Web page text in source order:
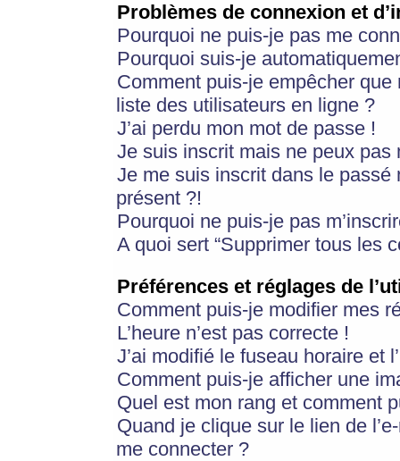
Problèmes de connexion et
Pourquoi ne puis-je pas me
Pourquoi suis-je
Comment puis-je empêcher
liste des utilisateurs en ligne ?
J’ai perdu mon mot de passe !
Je suis inscrit mais ne peux pas
Je me suis inscrit dans le
présent ?!
Pourquoi ne puis-je pas
A quoi sert “Supprimer tous les
Préférences et réglages de
Comment puis-je modifier mes
L’heure n’est pas correcte !
J’ai modifié le fuseau horaire et
Comment puis-je afficher une
Quel est mon rang et comment
Quand je clique sur le lien de
me connecter ?